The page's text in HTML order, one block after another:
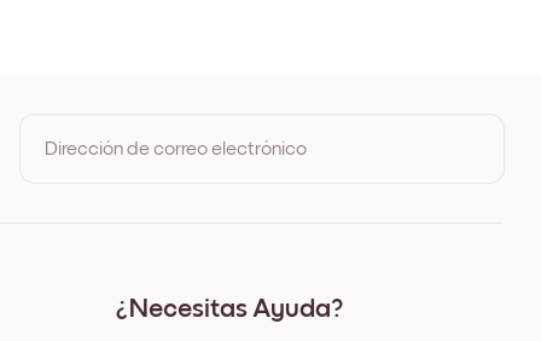
Dirección de correo electrónico
¿Necesitas Ayuda?